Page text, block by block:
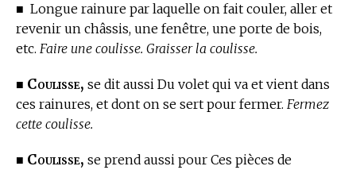
■ Longue rainure par laquelle on fait couler, aller et
revenir un châssis, une fenêtre, une porte de bois,
etc. Faire une coulisse. Graisser la coulisse.
■ Coulisse, se dit aussi Du volet qui va et vient dans
ces rainures, et dont on se sert pour fermer. Fermez
cette coulisse.
■ Coulisse, se prend aussi pour Ces pièces de